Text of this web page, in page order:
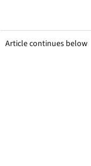
Article continues below